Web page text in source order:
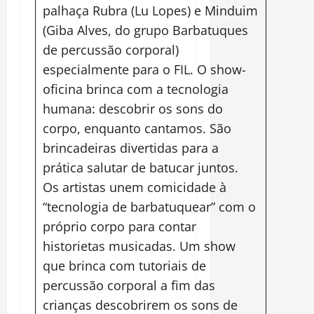
palhaça Rubra (Lu Lopes) e Minduim
(Giba Alves, do grupo Barbatuques
de percussão corporal)
especialmente para o FIL. O show-
oficina brinca com a tecnologia
humana: descobrir os sons do
corpo, enquanto cantamos. São
brincadeiras divertidas para a
prática salutar de batucar juntos.
Os artistas unem comicidade à
“tecnologia de barbatuquear” com o
próprio corpo para contar
historietas musicadas. Um show
que brinca com tutoriais de
percussão corporal a fim das
crianças descobrirem os sons de